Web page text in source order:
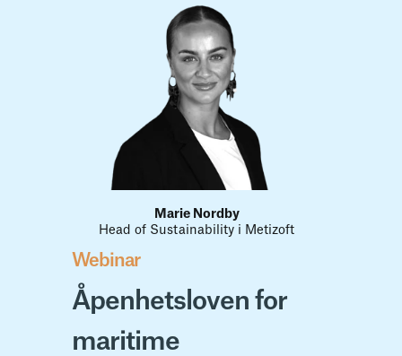
Marie Nordby
Head of Sustainability i Metizoft
Webinar
Åpenhetsloven for
maritime